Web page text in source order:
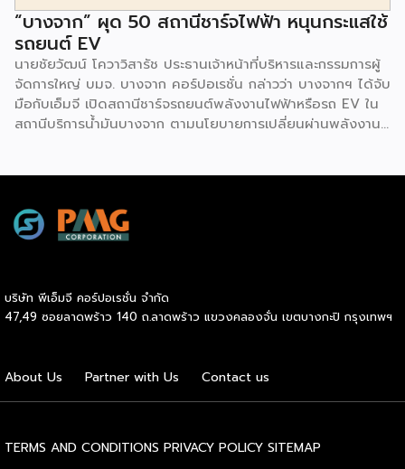
“บางจาก” ผุด 50 สถานีชาร์จไฟฟ้า หนุนกระแสใช้
รถยนต์ EV
นายชัยวัฒน์ โควาวิสารัช ประธานเจ้าหน้าที่บริหารและกรรมการผู้
จัดการใหญ่ บมจ. บางจาก คอร์ปอเรชั่น กล่าวว่า บางจากฯ ได้จับ
มือกับเอ็มจี เปิดสถานีชาร์จรถยนต์พลังงานไฟฟ้าหรือรถ EV ใน
สถานีบริการน้ำมันบางจาก ตามนโยบายการเปลี่ยนผ่านพลังงาน
สถานีบริการน้ำมันบางจากมีสถานีชาร์จรถ EV ทั้งในกรุงเทพฯ
และต่างจังหวัด ครอบคลุมทั่วประเทศ .โดยความร่วมมือครั้งนี้
สถานีชาร์จรถยนต์ไฟฟ้า “MG Super Charge” ในสถานีบริการ
น้ำมันบางจาก ครอบคลุมทั้งในเขตกรุงเทพฯ นนทบุรีและ
เดือนตุลาคมเป็นต้นไป .ด้านนายจาง ไห่โป กรรมการผู้จัดการ
บริษัท เอสเอไอซี มอเตอร์ – ซีพี จำกัด และ บริษัท […]
บริษัท พีเอ็มจี คอร์ปอเรชั่น จำกัด
47,49 ซอยลาดพร้าว 140 ถ.ลาดพร้าว แขวงคลองจั่น เขตบางกะปิ กรุงเทพฯ
About Us Partner with Us Contact us
TERMS AND CONDITIONS PRIVACY POLICY SITEMAP